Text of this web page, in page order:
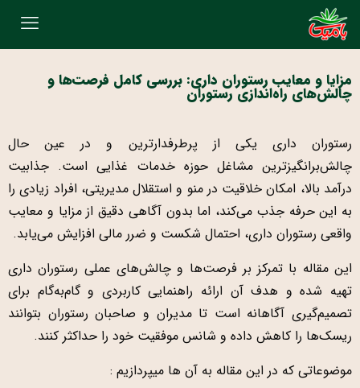
مزایا و معایب رستوران داری: بررسی کامل فرصت‌ها و
چالش‌های راه‌اندازی رستوران
رستوران داری یکی از پرطرفدارترین و در عین حال
چالش‌برانگیزترین مشاغل حوزه خدمات غذایی است. جذابیت
درآمد بالا، امکان خلاقیت در منو و استقلال مدیریتی، افراد زیادی را
به این حرفه جذب می‌کند، اما بدون آگاهی دقیق از مزایا و معایب
واقعی رستوران داری، احتمال شکست و ضرر مالی افزایش می‌یابد.
این مقاله با تمرکز بر فرصت‌ها و چالش‌های عملی رستوران داری
تهیه شده و هدف آن ارائه راهنمایی کاربردی و گام‌به‌گام برای
تصمیم‌گیری آگاهانه است تا مدیران و صاحبان رستوران بتوانند
ریسک‌ها را کاهش داده و شانس موفقیت خود را حداکثر کنند.
موضوعاتی که در این مقاله به آن ها میپردازیم :